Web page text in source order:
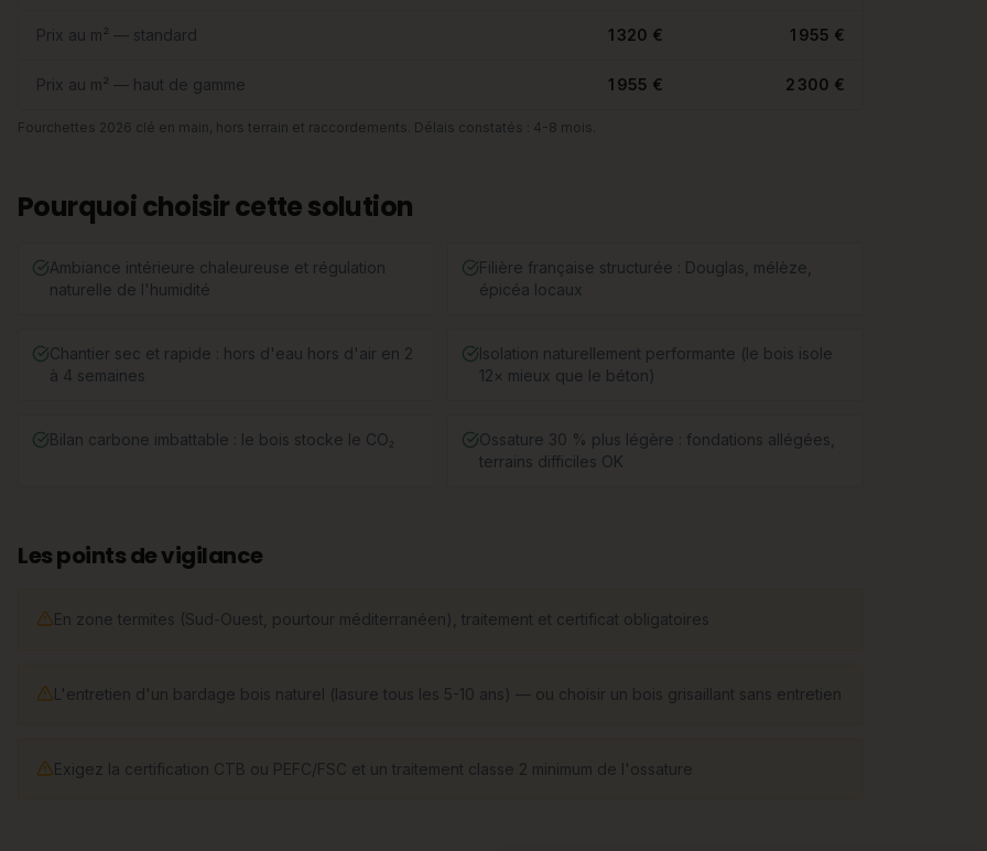
Prix au m² — standard 1 320 € 1 955 €
Prix au m² — haut de gamme 1 955 € 2 300 €
Fourchettes 2026 clé en main, hors terrain et raccordements. Délais constatés : 4-8 mois.
Pourquoi choisir cette solution
Ambiance intérieure chaleureuse et régulation
naturelle de l'humidité
Filière française structurée : Douglas, mélèze,
épicéa locaux
Chantier sec et rapide : hors d'eau hors d'air en 2
à 4 semaines
Isolation naturellement performante (le bois isole
12× mieux que le béton)
Bilan carbone imbattable : le bois stocke le CO₂
Ossature 30 % plus légère : fondations allégées,
terrains difficiles OK
Les points de vigilance
En zone termites (Sud-Ouest, pourtour méditerranéen), traitement et certificat obligatoires
L'entretien d'un bardage bois naturel (lasure tous les 5-10 ans) — ou choisir un bois grisaillant sans entretien
Exigez la certification CTB ou PEFC/FSC et un traitement classe 2 minimum de l'ossature